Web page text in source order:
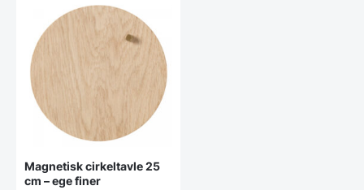
Magnetisk cirkeltavle 25
cm – ege finer